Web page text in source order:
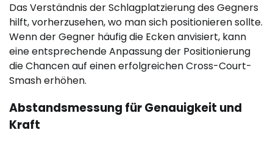
Das Verständnis der Schlagplatzierung des Gegners
hilft, vorherzusehen, wo man sich positionieren sollte.
Wenn der Gegner häufig die Ecken anvisiert, kann
eine entsprechende Anpassung der Positionierung
die Chancen auf einen erfolgreichen Cross-Court-
Smash erhöhen.
Abstandsmessung für Genauigkeit und
Kraft